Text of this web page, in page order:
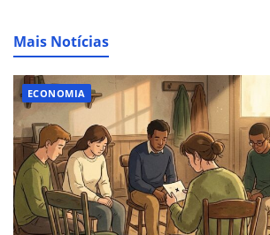
Mais Notícias
ECONOMIA